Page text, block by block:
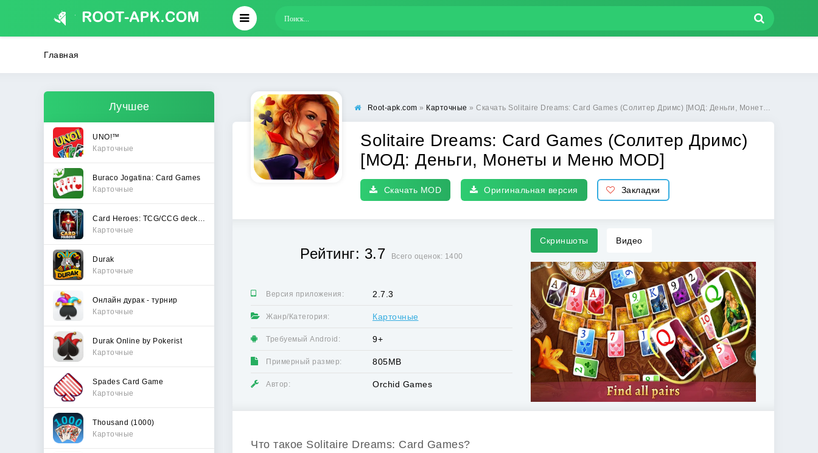
Главная
Лучшее
UNO!™
Карточные
Buraco Jogatina: Card Games
Карточные
Карточные
Durak
Карточные
Онлайн дурак - турнир
Карточные
Durak Online by Pokerist
Карточные
Spades Card Game
Карточные
Thousand (1000)
Карточные
Root-apk.com » Карточные » Скачать Solitaire Dreams: Card Games (Солитер Дримс) [МОД: Деньги, Монеты и Меню MOD] | Взлом Solitaire Dreams: Card Games на Андроид
Solitaire Dreams: Card Games (Солитер Дримс)
[МОД: Деньги, Монеты и Меню MOD]
Скачать MOD Оригинальная версия Закладки
Рейтинг: 3.7 Всего оценок: 1400
Версия приложения: 2.7.3
Жанр/Категория: Карточные
Требуемый Android: 9+
Примерный размер: 805MB
Автор: Orchid Games
Скриншоты Видео
Что такое Solitaire Dreams: Card Games?